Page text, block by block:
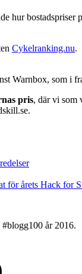
hur bostadspriser
Cykelranking.nu.
Warnbox, som i
pris, där vi som
för årets Hack for
år 2016.